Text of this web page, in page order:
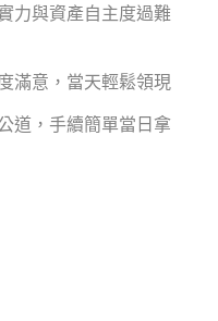
力與資產自主度過難
滿意，當天輕鬆領現
道，手續簡單當日拿